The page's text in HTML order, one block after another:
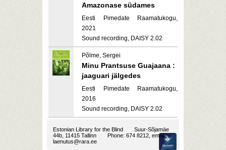
Amazonase südames
Eesti Pimedate Raamatukogu,
2021
Sound recording, DAISY 2.02
Põlme, Sergei
Minu Prantsuse Guajaana :
jaaguari jälgedes
Eesti Pimedate Raamatukogu,
2016
Sound recording, DAISY 2.02
Estonian Library for the Blind
Suur-Sõjamäe
44b, 11415 Tallinn
Phone: 674 8212, email:
laenutus@rara.ee